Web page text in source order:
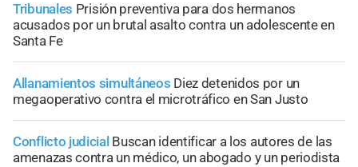
Tribunales Prisión preventiva para dos hermanos
acusados por un brutal asalto contra un adolescente en
Santa Fe
Allanamientos simultáneos Diez detenidos por un
megaoperativo contra el microtráfico en San Justo
Conflicto judicial Buscan identificar a los autores de las
amenazas contra un médico, un abogado y un periodista